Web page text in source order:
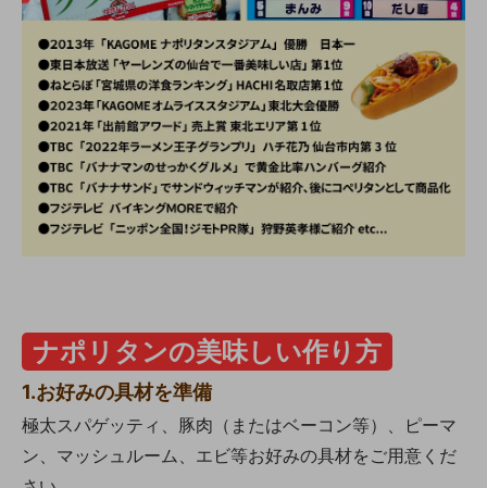
ナポリタンの美味しい作り方
1.お好みの具材を準備
極太スパゲッティ、豚肉（またはベーコン等）、ピーマ
ン、マッシュルーム、エビ等お好みの具材をご用意くだ